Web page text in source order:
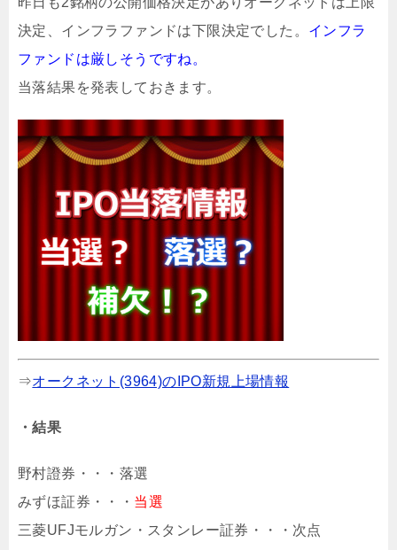
決定、インフラファンドは下限決定でした。 インフラ
ファンドは厳しそうですね。
当落結果を発表しておきます。
⇒オークネット(3964)のIPO新規上場情報
・結果
野村證券・・・落選
みずほ証券・・・ 当選
三菱UFJモルガン・スタンレー証券・・・次点